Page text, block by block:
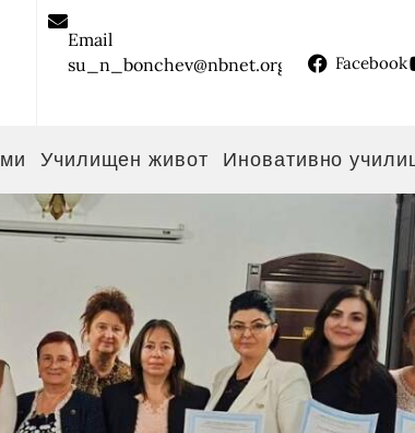
Email
su_n_bonchev@nbnet.org
Facebook
Училищен живот Иновативно